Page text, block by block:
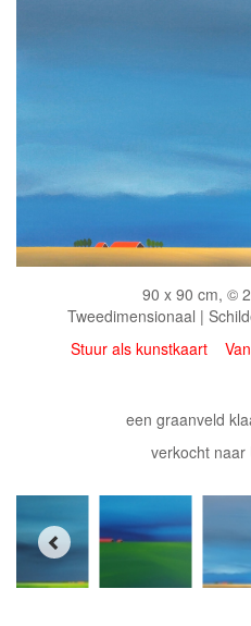
90 x 90 cm, ©
Tweedimensionaal |
Stuur als kunstkaart
een graanveld
verkocht naar